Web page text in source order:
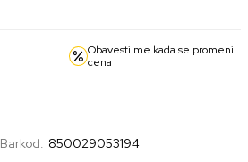
Obavesti me kada se promeni
cena
Barkod: 850029053194